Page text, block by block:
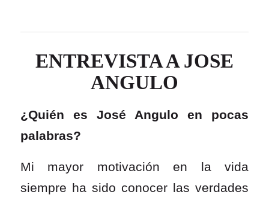
ENTREVISTA A JOSE
ANGULO
¿Quién es José Angulo en pocas
palabras?
Mi mayor motivación en la vida
siempre ha sido conocer las verdades